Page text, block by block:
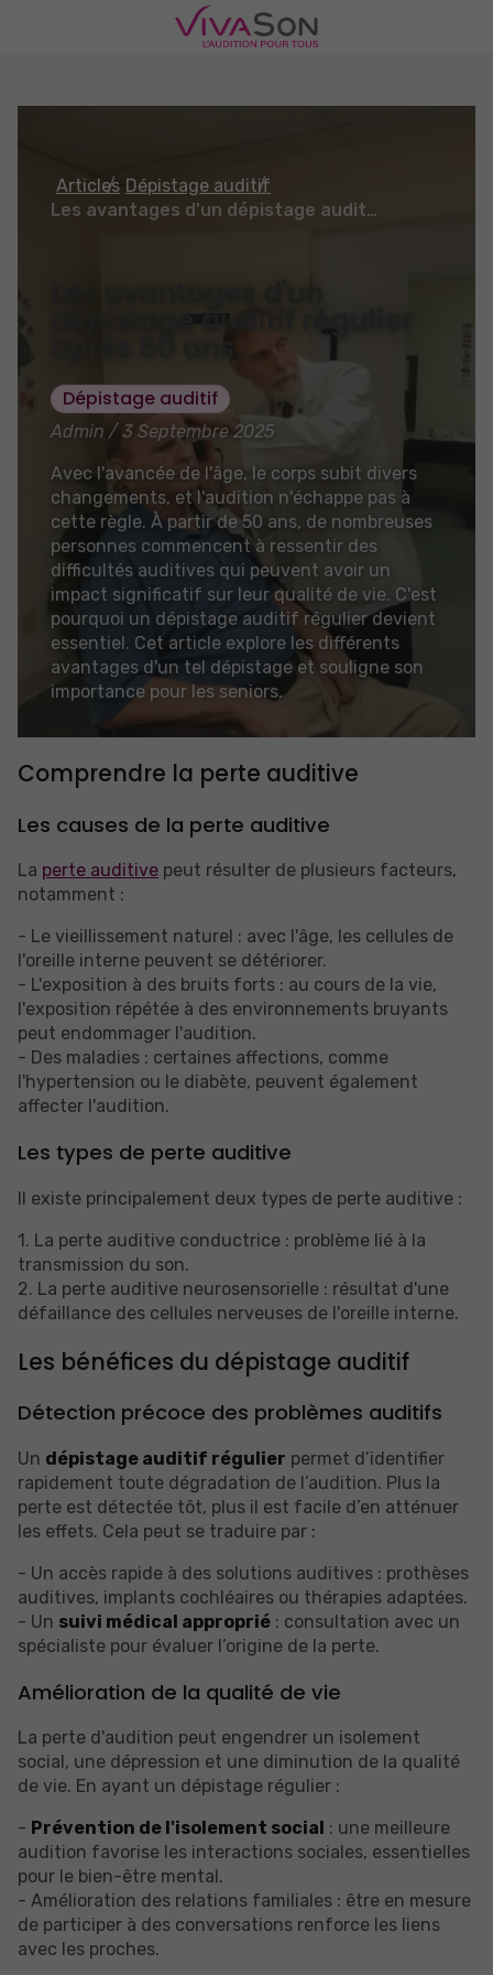
Articles Dépistage auditif
Les avantages d'un dépistage auditif régulier après 50 ans
dépistage auditif régulier
Dépistage auditif
Admin / 3 Septembre 2025
Avec l'avancée de l'âge, le corps subit divers
changements, et l'audition n'échappe pas à
cette règle. À partir de 50 ans, de nombreuses
personnes commencent à ressentir des
difficultés auditives qui peuvent avoir un
impact significatif sur leur qualité de vie. C'est
pourquoi un dépistage auditif régulier devient
essentiel. Cet article explore les différents
avantages d'un tel dépistage et souligne son
importance pour les seniors.
Comprendre la perte auditive
Les causes de la perte auditive
La perte auditive peut résulter de plusieurs facteurs,
notamment :
- Le vieillissement naturel : avec l'âge, les cellules de
l'oreille interne peuvent se détériorer.
- L'exposition à des bruits forts : au cours de la vie,
l'exposition répétée à des environnements bruyants
peut endommager l'audition.
- Des maladies : certaines affections, comme
l'hypertension ou le diabète, peuvent également
affecter l'audition.
Les types de perte auditive
Il existe principalement deux types de perte auditive :
1. La perte auditive conductrice : problème lié à la
transmission du son.
2. La perte auditive neurosensorielle : résultat d'une
défaillance des cellules nerveuses de l'oreille interne.
Les bénéfices du dépistage auditif
Détection précoce des problèmes auditifs
Un dépistage auditif régulier permet d’identifier
rapidement toute dégradation de l’audition. Plus la
perte est détectée tôt, plus il est facile d’en atténuer
les effets. Cela peut se traduire par :
- Un accès rapide à des solutions auditives : prothèses
auditives, implants cochléaires ou thérapies adaptées.
- Un suivi médical approprié : consultation avec un
spécialiste pour évaluer l’origine de la perte.
Amélioration de la qualité de vie
La perte d'audition peut engendrer un isolement
social, une dépression et une diminution de la qualité
de vie. En ayant un dépistage régulier :
- Prévention de l'isolement social : une meilleure
audition favorise les interactions sociales, essentielles
pour le bien-être mental.
- Amélioration des relations familiales : être en mesure
de participer à des conversations renforce les liens
avec les proches.